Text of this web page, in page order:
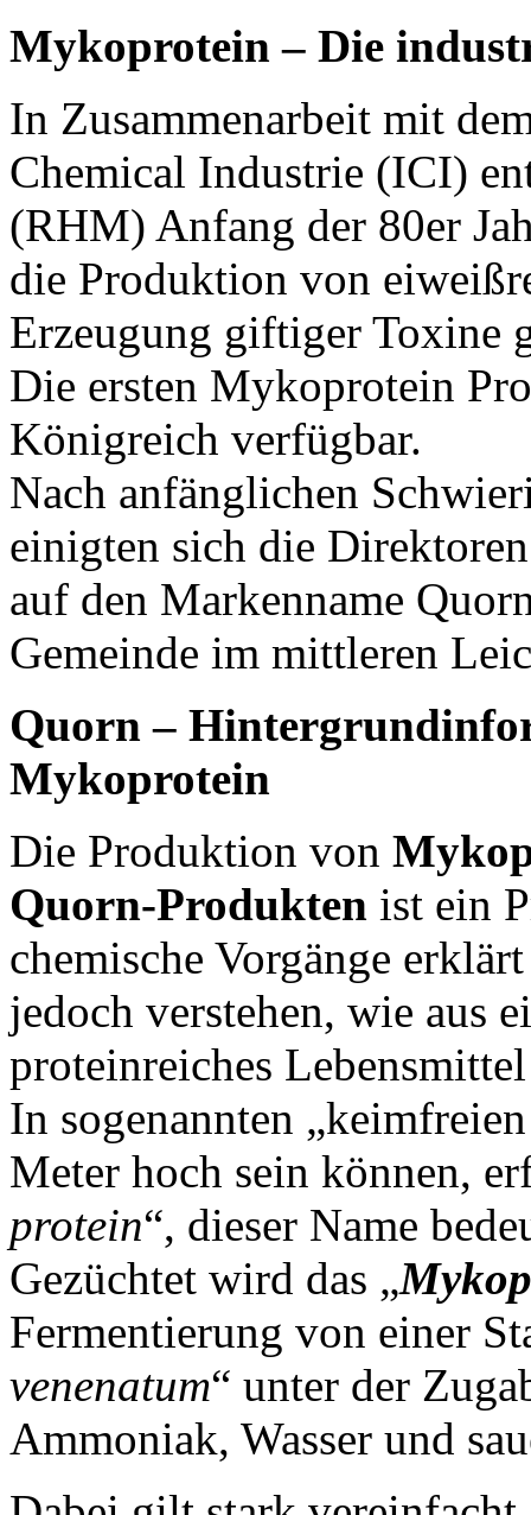
Mykoprotein – Die
In Zusammenarbeit mit
Chemical Industrie (ICI)
(RHM) Anfang der 80er
die Produktion von
Erzeugung giftiger Toxine
Die ersten Mykoprotein
Königreich verfügbar.
Nach anfänglichen
einigten sich die
auf den Markenname
Gemeinde im mittleren
Quorn –
Mykoprotein
Die Produktion von
Quorn-Produkten ist ein
chemische Vorgänge
jedoch verstehen, wie aus
proteinreiches
In sogenannten
Meter hoch sein können,
protein“, dieser Name
Gezüchtet wird das „
Fermentierung von einer
venenatum“ unter der
Ammoniak, Wasser und